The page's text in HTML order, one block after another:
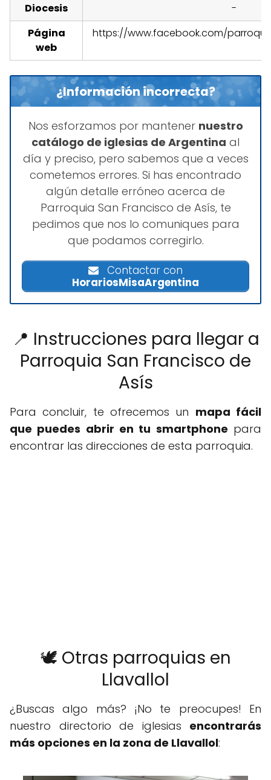
Diocesis
-
Página
web
https://www.facebook.com/
¿Información incorrecta?
Nos esforzamos por mantener nuestro
catálogo de iglesias de Argentina al
día y preciso, pero sabemos que a veces
cometemos errores. Si has encontrado
algún detalle erróneo acerca de
Parroquia San Francisco de Asís, te
pedimos que nos lo comuniques para
que podamos corregirlo.
Contactar con
HorariosMisaArgentina
📍 Instrucciones para llegar a
Parroquia San Francisco de
Asís
Para concluir, te ofrecemos un mapa fácil
que puedes abrir en tu smartphone para
encontrar las direcciones de esta parroquia.
🕊️ Otras parroquias en
Llavallol
¿Buscas algo más? ¡No te preocupes! En
nuestro directorio de iglesias encontrarás
más opciones en la zona de Llavallol: